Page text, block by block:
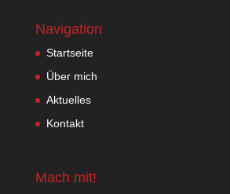
Navigation
Startseite
Über mich
Aktuelles
Kontakt
Mach mit!